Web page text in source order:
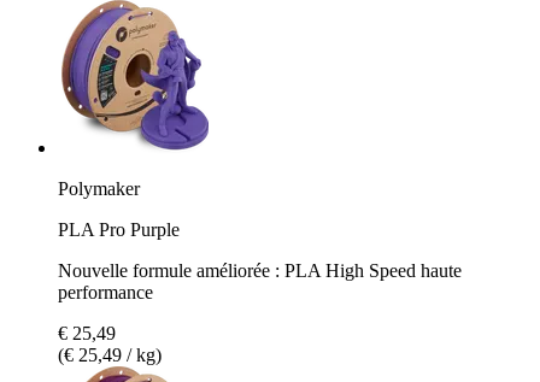
Polymaker
PLA Pro Purple
Nouvelle formule améliorée : PLA High Speed haute
performance
€ 25,49
(€ 25,49 / kg)